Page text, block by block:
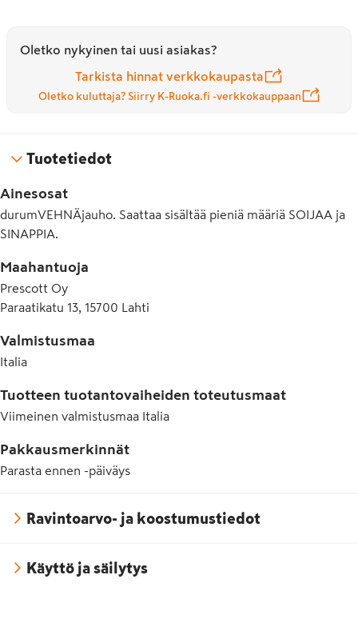
Oletko nykyinen tai uusi asiakas?
Tarkista hinnat verkkokaupasta
Oletko kuluttaja? Siirry K-Ruoka.fi -verkkokauppaan
Tuotetiedot
Ainesosat
durumVEHNÄjauho. Saattaa sisältää pieniä määriä SOIJAA ja
SINAPPIA.
Maahantuoja
Prescott Oy
Paraatikatu 13, 15700 Lahti
Valmistusmaa
Italia
Tuotteen tuotantovaiheiden toteutusmaat
Viimeinen valmistusmaa Italia
Pakkausmerkinnät
Parasta ennen -päiväys
Ravintoarvo- ja koostumustiedot
Käyttö ja säilytys